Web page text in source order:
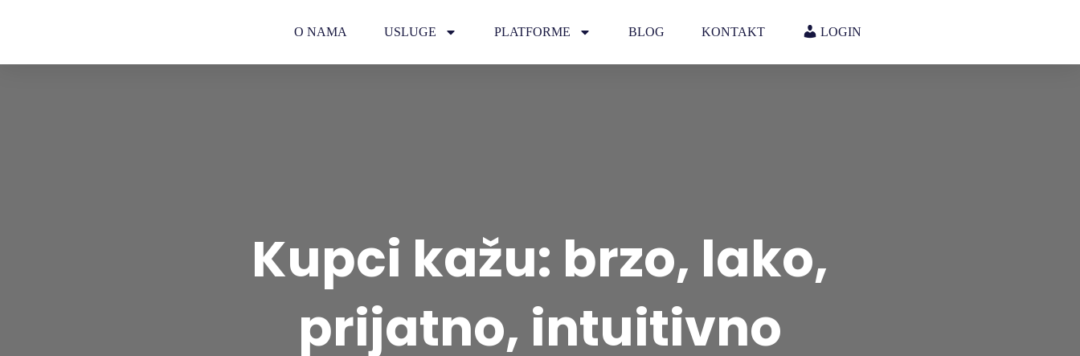
O NAMA USLUGE PLATFORME BLOG KONTAKT LOGIN
Kupci kažu: brzo, lako,
prijatno, intuitivno